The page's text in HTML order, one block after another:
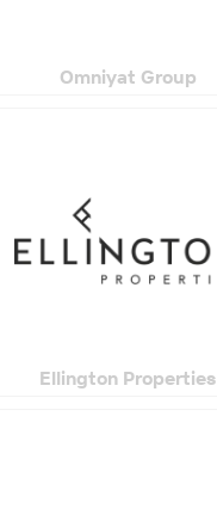
Omniyat Group
Ellington Properties